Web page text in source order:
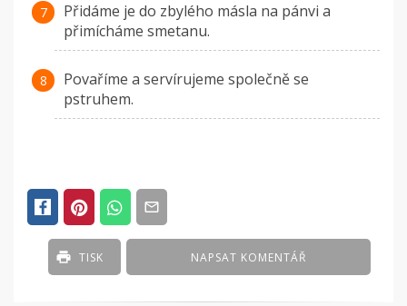
Přidáme je do zbylého másla na pánvi a
přimícháme smetanu.
Povaříme a servírujeme společně se
pstruhem.
NAPSAT KOMENTÁŘ
TISK